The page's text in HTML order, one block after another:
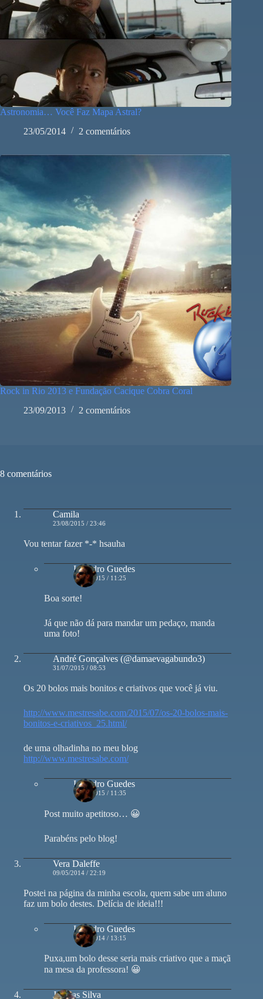
Astronomia… Você Faz Mapa Astral?
23/05/2014
2 comentários
Rock in Rio 2013 e Fundação Cacique Cobra Coral
23/09/2013
2 comentários
8 comentários
Camila
23/08/2015 / 23:46
Vou tentar fazer *-* hsauha
Leandro Guedes
10/09/2015 / 11:25
Boa sorte!
Já que não dá para mandar um pedaço, manda
uma foto!
André Gonçalves (@damaevagabundo3)
31/07/2015 / 08:53
Os 20 bolos mais bonitos e criativos que você já viu.
http://www.mestresabe.com/2015/07/os-20-bolos-mais-
bonitos-e-criativos_25.html/
de uma olhadinha no meu blog
http://www.mestresabe.com/
Leandro Guedes
10/09/2015 / 11:35
Post muito apetitoso… 😀
Parabéns pelo blog!
Vera Daleffe
09/05/2014 / 22:19
Postei na página da minha escola, quem sabe um aluno
faz um bolo destes. Delícia de ideia!!!
Leandro Guedes
12/05/2014 / 13:15
Puxa,um bolo desse seria mais criativo que a maçã
na mesa da professora! 😀
Jonatas Silva